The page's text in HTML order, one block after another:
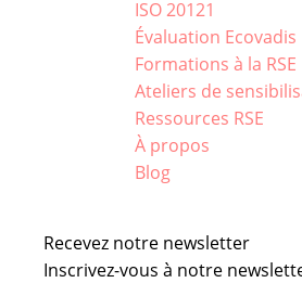
ISO 20121
Évaluation Ecovadis
Formations à la RSE
Ateliers de
Ressources RSE
À propos
Blog
Recevez notre newsletter
Inscrivez-vous à notre